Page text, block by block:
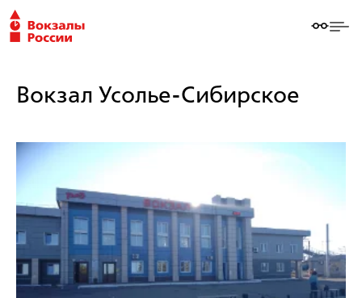
Вокзал Усолье-Сибирское